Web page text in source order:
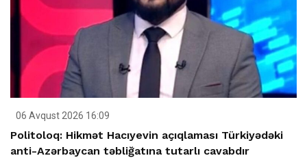
06 Avqust 2026 16:09
Politoloq: Hikmət Hacıyevin açıqlaması Türkiyədəki
anti-Azərbaycan təbliğatına tutarlı cavabdır